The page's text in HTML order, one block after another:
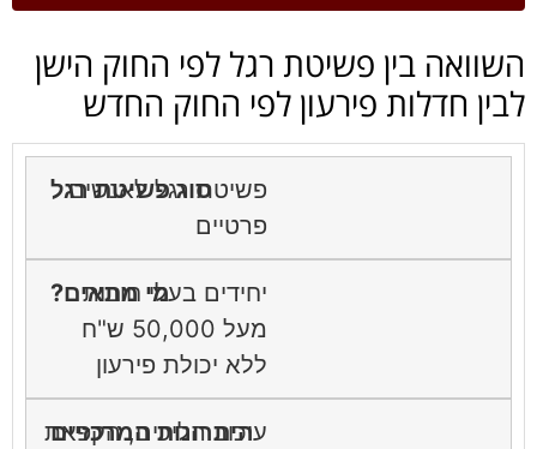
השוואה בין פשיטת רגל לפי החוק הישן
לבין חדלות פירעון לפי החוק החדש
פשיטת רגל לאנשים
פרטיים
יחידים בעלי חובות
מעל 50,000 ש"ח
ללא יכולת פירעון
עיכוב הליכים, הקפאת